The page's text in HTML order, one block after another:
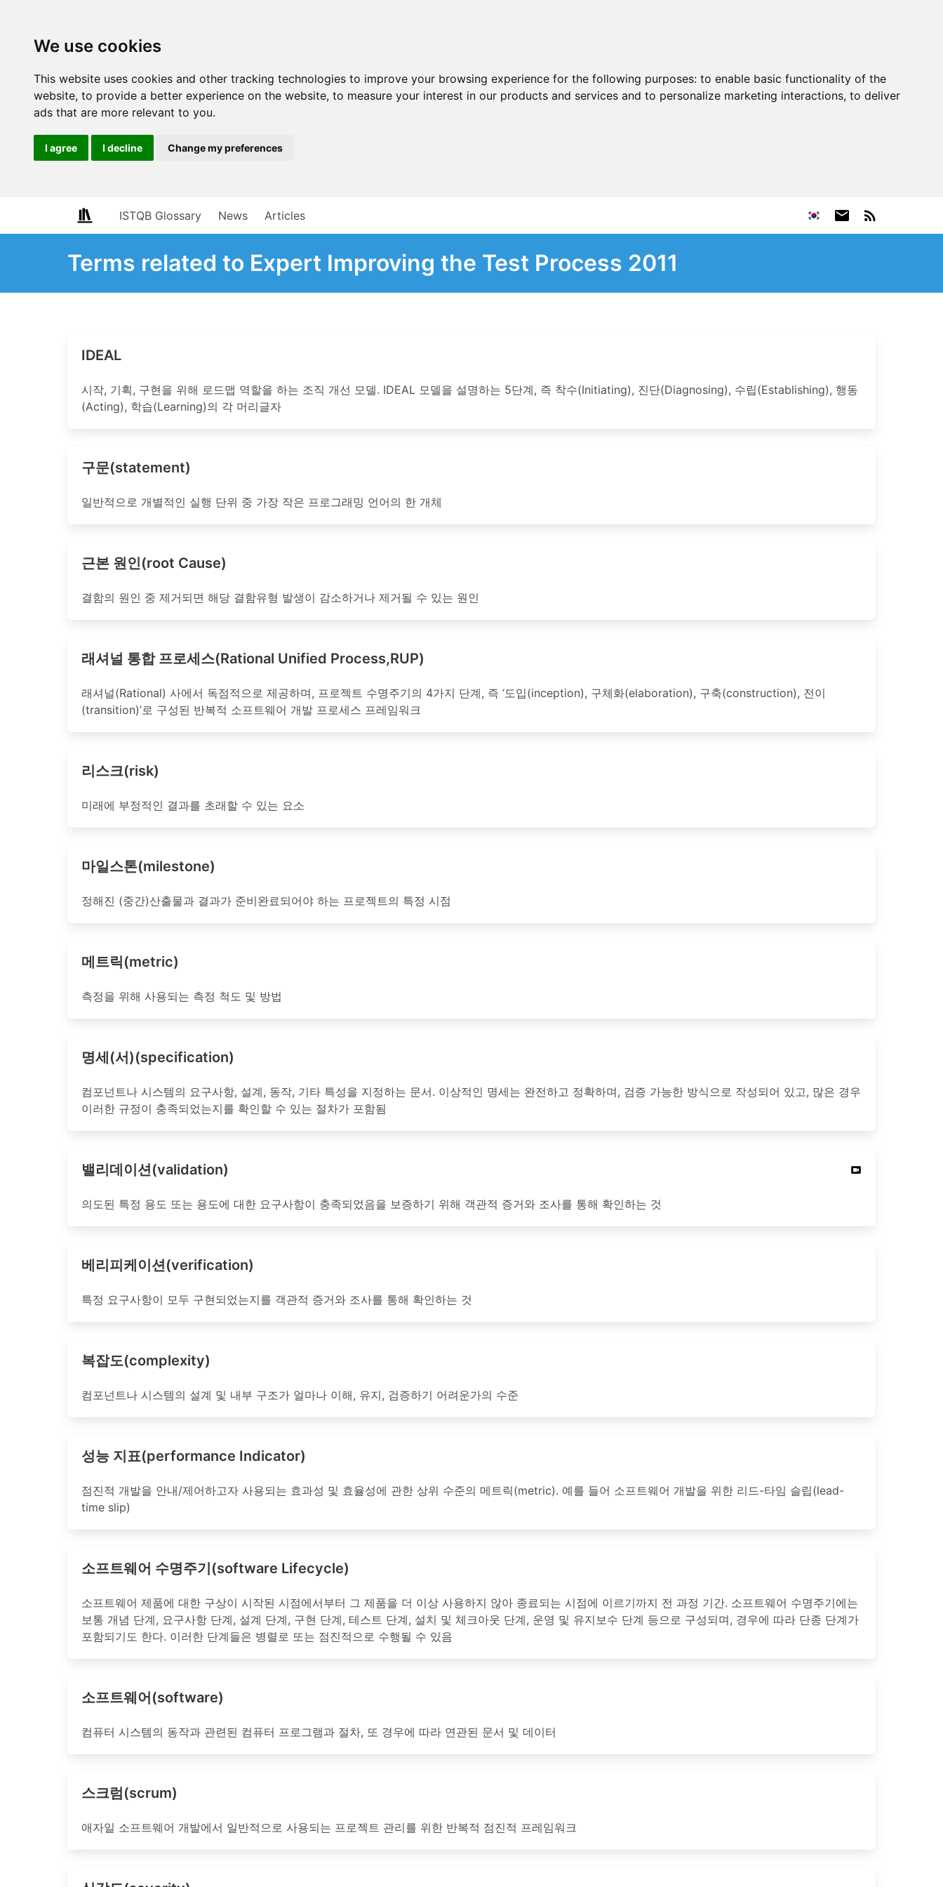
We use cookies
This website uses cookies and other tracking technologies to improve your browsing experience for the following purposes: to enable basic functionality of the
website, to provide a better experience on the website, to measure your interest in our products and services and to personalize marketing interactions, to deliver
ads that are more relevant to you.
I agree I decline Change my preferences
ISTQB Glossary News Articles
Terms related to Expert Improving the Test Process 2011
IDEAL
시작, 기획, 구현을 위해 로드맵 역할을 하는 조직 개선 모델. IDEAL 모델을 설명하는 5단계, 즉 착수(Initiating), 진단(Diagnosing), 수립(Establishing), 행동
(Acting), 학습(Learning)의 각 머리글자
구문(statement)
일반적으로 개별적인 실행 단위 중 가장 작은 프로그래밍 언어의 한 개체
근본 원인(root Cause)
결함의 원인 중 제거되면 해당 결함유형 발생이 감소하거나 제거될 수 있는 원인
래셔널 통합 프로세스(Rational Unified Process,RUP)
래셔널(Rational) 사에서 독점적으로 제공하며, 프로젝트 수명주기의 4가지 단계, 즉 ‘도입(inception), 구체화(elaboration), 구축(construction), 전이
(transition)’로 구성된 반복적 소프트웨어 개발 프로세스 프레임워크
리스크(risk)
미래에 부정적인 결과를 초래할 수 있는 요소
마일스톤(milestone)
정해진 (중간)산출물과 결과가 준비완료되어야 하는 프로젝트의 특정 시점
메트릭(metric)
측정을 위해 사용되는 측정 척도 및 방법
명세(서)(specification)
컴포넌트나 시스템의 요구사항, 설계, 동작, 기타 특성을 지정하는 문서. 이상적인 명세는 완전하고 정확하며, 검증 가능한 방식으로 작성되어 있고, 많은 경우
이러한 규정이 충족되었는지를 확인할 수 있는 절차가 포함됨
밸리데이션(validation)
의도된 특정 용도 또는 용도에 대한 요구사항이 충족되었음을 보증하기 위해 객관적 증거와 조사를 통해 확인하는 것
베리피케이션(verification)
특정 요구사항이 모두 구현되었는지를 객관적 증거와 조사를 통해 확인하는 것
복잡도(complexity)
컴포넌트나 시스템의 설계 및 내부 구조가 얼마나 이해, 유지, 검증하기 어려운가의 수준
성능 지표(performance Indicator)
점진적 개발을 안내/제어하고자 사용되는 효과성 및 효율성에 관한 상위 수준의 메트릭(metric). 예를 들어 소프트웨어 개발을 위한 리드-타임 슬립(lead-
time slip)
소프트웨어 수명주기(software Lifecycle)
소프트웨어 제품에 대한 구상이 시작된 시점에서부터 그 제품을 더 이상 사용하지 않아 종료되는 시점에 이르기까지 전 과정 기간. 소프트웨어 수명주기에는
보통 개념 단계, 요구사항 단계, 설계 단계, 구현 단계, 테스트 단계, 설치 및 체크아웃 단계, 운영 및 유지보수 단계 등으로 구성되며, 경우에 따라 단종 단계가
포함되기도 한다. 이러한 단계들은 병렬로 또는 점진적으로 수행될 수 있음
소프트웨어(software)
컴퓨터 시스템의 동작과 관련된 컴퓨터 프로그램과 절차, 또 경우에 따라 연관된 문서 및 데이터
스크럼(scrum)
애자일 소프트웨어 개발에서 일반적으로 사용되는 프로젝트 관리를 위한 반복적 점진적 프레임워크